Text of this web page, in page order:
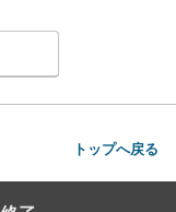
トップへ戻る